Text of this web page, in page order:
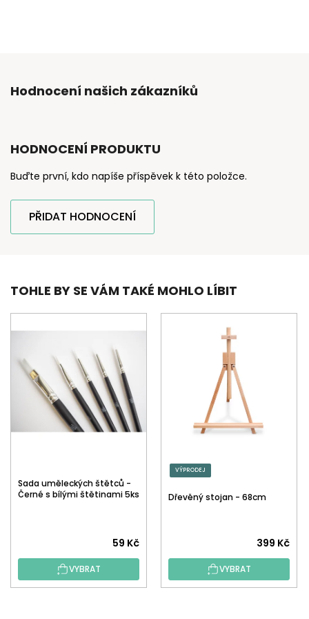
Hodnocení našich zákazníků
HODNOCENÍ PRODUKTU
Buďte první, kdo napíše příspěvek k této položce.
PŘIDAT HODNOCENÍ
TOHLE BY SE VÁM TAKÉ MOHLO LÍBIT
Sada uměleckých štětců -
Černé s bílými štětinami 5ks
59 Kč
VYBRAT
VÝPRODEJ
Dřevěný stojan - 68cm
399 Kč
VYBRAT